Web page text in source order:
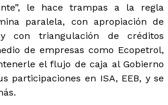
le hace trampas a la regla
paralela, con apropiación de
con triangulación de créditos
de empresas como Ecopetrol,
el flujo de caja al Gobierno
participaciones en ISA, EEB, y se